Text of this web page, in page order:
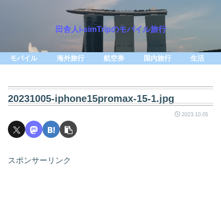
田舎人i-simTripのモバイル旅行
モバイル 海外旅行 航空券 国内旅行 生活
20231005-iphone15promax-15-1.jpg
2023.10.05
スポンサーリンク